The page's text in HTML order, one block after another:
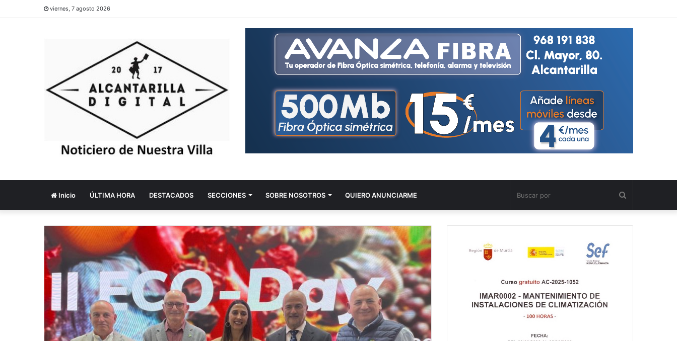
viernes, 7 agosto 2026
Inicio ÚLTIMA HORA DESTACADOS SECCIONES SOBRE NOSOTROS QUIERO ANUNCIARME
por